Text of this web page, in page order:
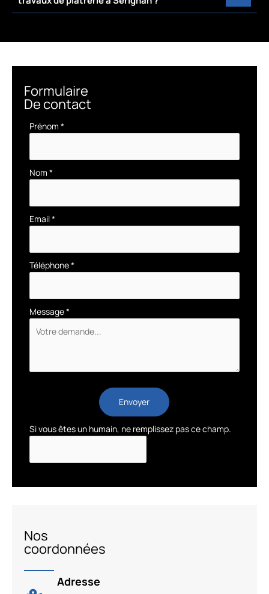
Formulaire
De contact
Formulaire
Prénom *
Nom *
Email*
Téléphone*
Message*
Envoyer
Si vous êtes un humain, ne remplissez pas ce champ.
Nos
coordonnées
Adresse